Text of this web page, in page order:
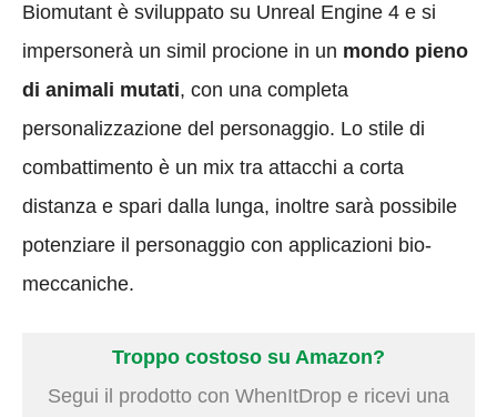
Biomutant è sviluppato su Unreal Engine 4 e si
impersonerà un simil procione in un mondo pieno
di animali mutati, con una completa
personalizzazione del personaggio. Lo stile di
combattimento è un mix tra attacchi a corta
distanza e spari dalla lunga, inoltre sarà possibile
potenziare il personaggio con applicazioni bio-
meccaniche.
Troppo costoso su Amazon?
Segui il prodotto con WhenItDrop e ricevi una